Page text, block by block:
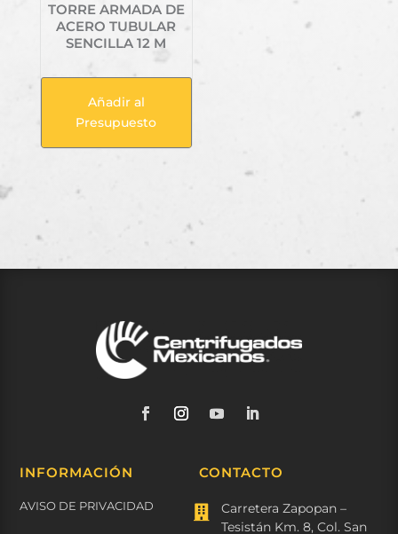
TORRE ARMADA DE
ACERO TUBULAR
SENCILLA 12 M
Añadir al
Presupuesto
INFORMACIÓN
AVISO DE PRIVACIDAD
CONTACTO

Carretera Zapopan –
Tesistán Km. 8, Col. San